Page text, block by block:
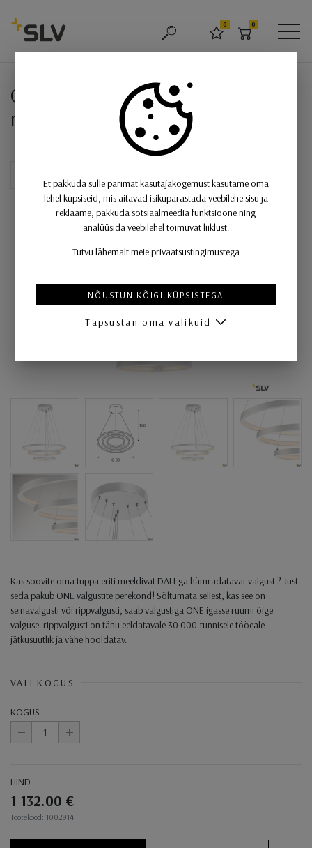
OTSING LEMMIKUD
0
OSTUKORV
0
ONE TRIPLE DALI sisevalgusti
ONE TRIPLE DALI sisevalgusti LED-
rippvalgusti valge
Kas soovite oma tuppa eriti meeldivat DALI-ga hämradatavat valgust ? Just
seda pakub ONE valgustite perekond! Sõltumata sellest, kas see on
seinavalgusti või rippvalgusti, saab valgustiga ONE igasse ruumi õige
valguse. rippvalgusti on tänu eeldatavale 30 000-tunnisele tööeale
jätkusuutlik ja vähe hooldatav.
VALI KOGUS
KOGUS
+
Ostukorvi toimingud
HIND
1 132.00 €
Tootekood: 1002914
Et pakkuda sulle parimat kasutajakogemust kasutame oma
lehel küpsiseid, mis aitavad isikupärastada veebilehe sisu ja
reklaame, pakkuda sotsiaalmeedia funktsioone ning
analüüsida veebilehel toimuvat liiklust.
Tutvu lähemalt meie privaatsustingimustega
NÕUSTUN KÕIGI KÜPSISTEGA
Täpsustan oma valikuid